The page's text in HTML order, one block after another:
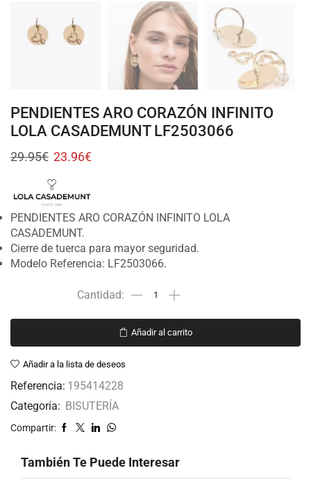
PENDIENTES ARO CORAZÓN INFINITO
LOLA CASADEMUNT LF2503066
29.95€ 23.96€
PENDIENTES ARO CORAZÓN INFINITO LOLA
CASADEMUNT.
Cierre de tuerca para mayor seguridad.
Modelo Referencia: LF2503066.
Añadir al carrito
Añadir a la lista de deseos
Referencia: 195414228
Categoría: BISUTERÍA
Compartir:
También Te Puede Interesar